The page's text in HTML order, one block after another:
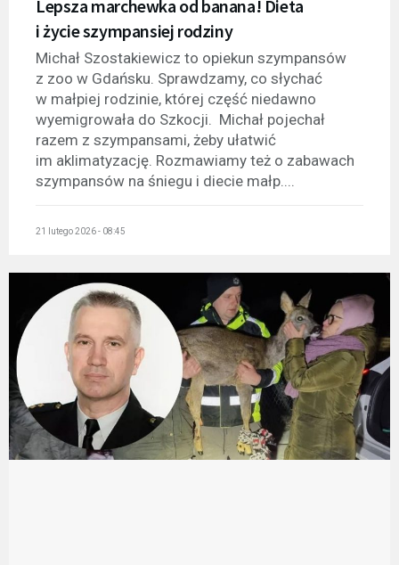
Lepsza marchewka od banana! Dieta
i życie szympansiej rodziny
Michał Szostakiewicz to opiekun szympansów
z zoo w Gdańsku. Sprawdzamy, co słychać
w małpiej rodzinie, której część niedawno
wyemigrowała do Szkocji. Michał pojechał
razem z szympansami, żeby ułatwić
im aklimatyzację. Rozmawiamy też o zabawach
szympansów na śniegu i diecie małp....
21 lutego 2026 - 08:45